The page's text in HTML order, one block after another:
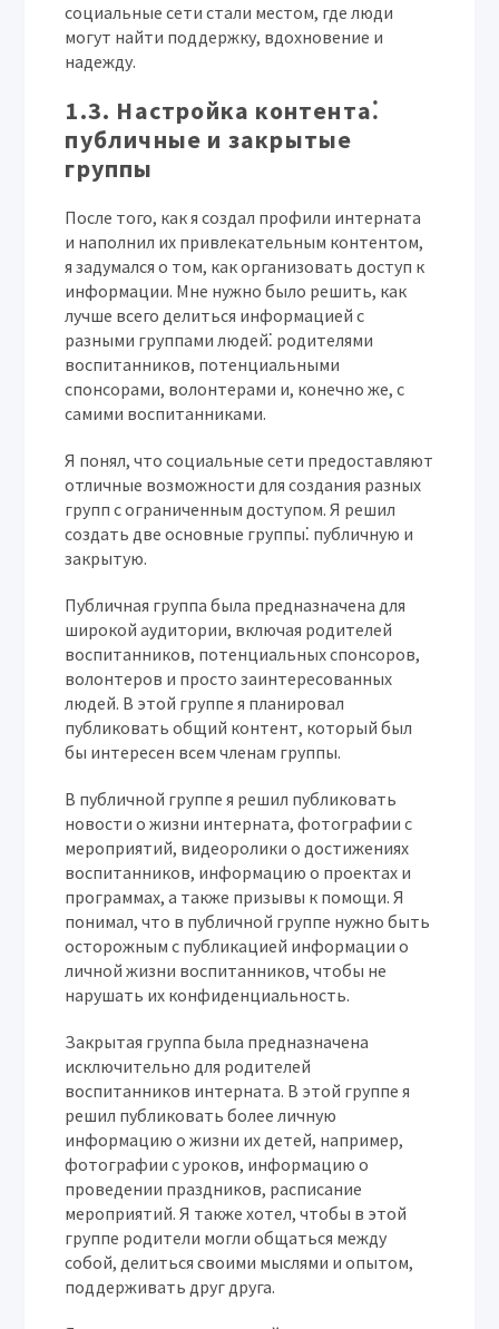
социальные сети стали местом, где люди
могут найти поддержку, вдохновение и
надежду.
1.3. Настройка контента⁚
публичные и закрытые
группы
После того, как я создал профили интерната
и наполнил их привлекательным контентом,
я задумался о том, как организовать доступ к
информации. Мне нужно было решить, как
лучше всего делиться информацией с
разными группами людей⁚ родителями
воспитанников, потенциальными
спонсорами, волонтерами и, конечно же, с
самими воспитанниками.
Я понял, что социальные сети предоставляют
отличные возможности для создания разных
групп с ограниченным доступом. Я решил
создать две основные группы⁚ публичную и
закрытую.
Публичная группа была предназначена для
широкой аудитории, включая родителей
воспитанников, потенциальных спонсоров,
волонтеров и просто заинтересованных
людей. В этой группе я планировал
публиковать общий контент, который был
бы интересен всем членам группы.
В публичной группе я решил публиковать
новости о жизни интерната, фотографии с
мероприятий, видеоролики о достижениях
воспитанников, информацию о проектах и
программах, а также призывы к помощи. Я
понимал, что в публичной группе нужно быть
осторожным с публикацией информации о
личной жизни воспитанников, чтобы не
нарушать их конфиденциальность.
Закрытая группа была предназначена
исключительно для родителей
воспитанников интерната. В этой группе я
решил публиковать более личную
информацию о жизни их детей, например,
фотографии с уроков, информацию о
проведении праздников, расписание
мероприятий. Я также хотел, чтобы в этой
группе родители могли общаться между
собой, делиться своими мыслями и опытом,
поддерживать друг друга.